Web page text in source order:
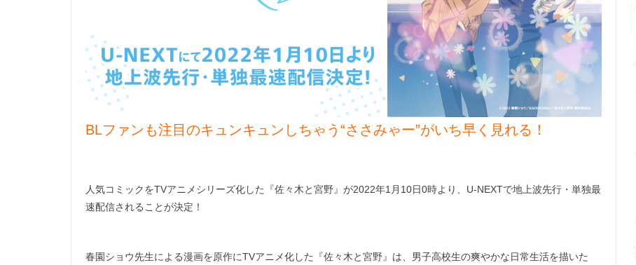
BLファンも注目のキュンキュンしちゃう“ささみゃー”がいち早く見れる！
人気コミックをTVアニメシリーズ化した『佐々木と宮野』が2022年1月10日0時より、U-NEXTで地上波先行・単独最
速配信されることが決定！
春園ショウ先生による漫画を原作にTVアニメ化した『佐々木と宮野』は、男子高校生の爽やかな日常生活を描いた